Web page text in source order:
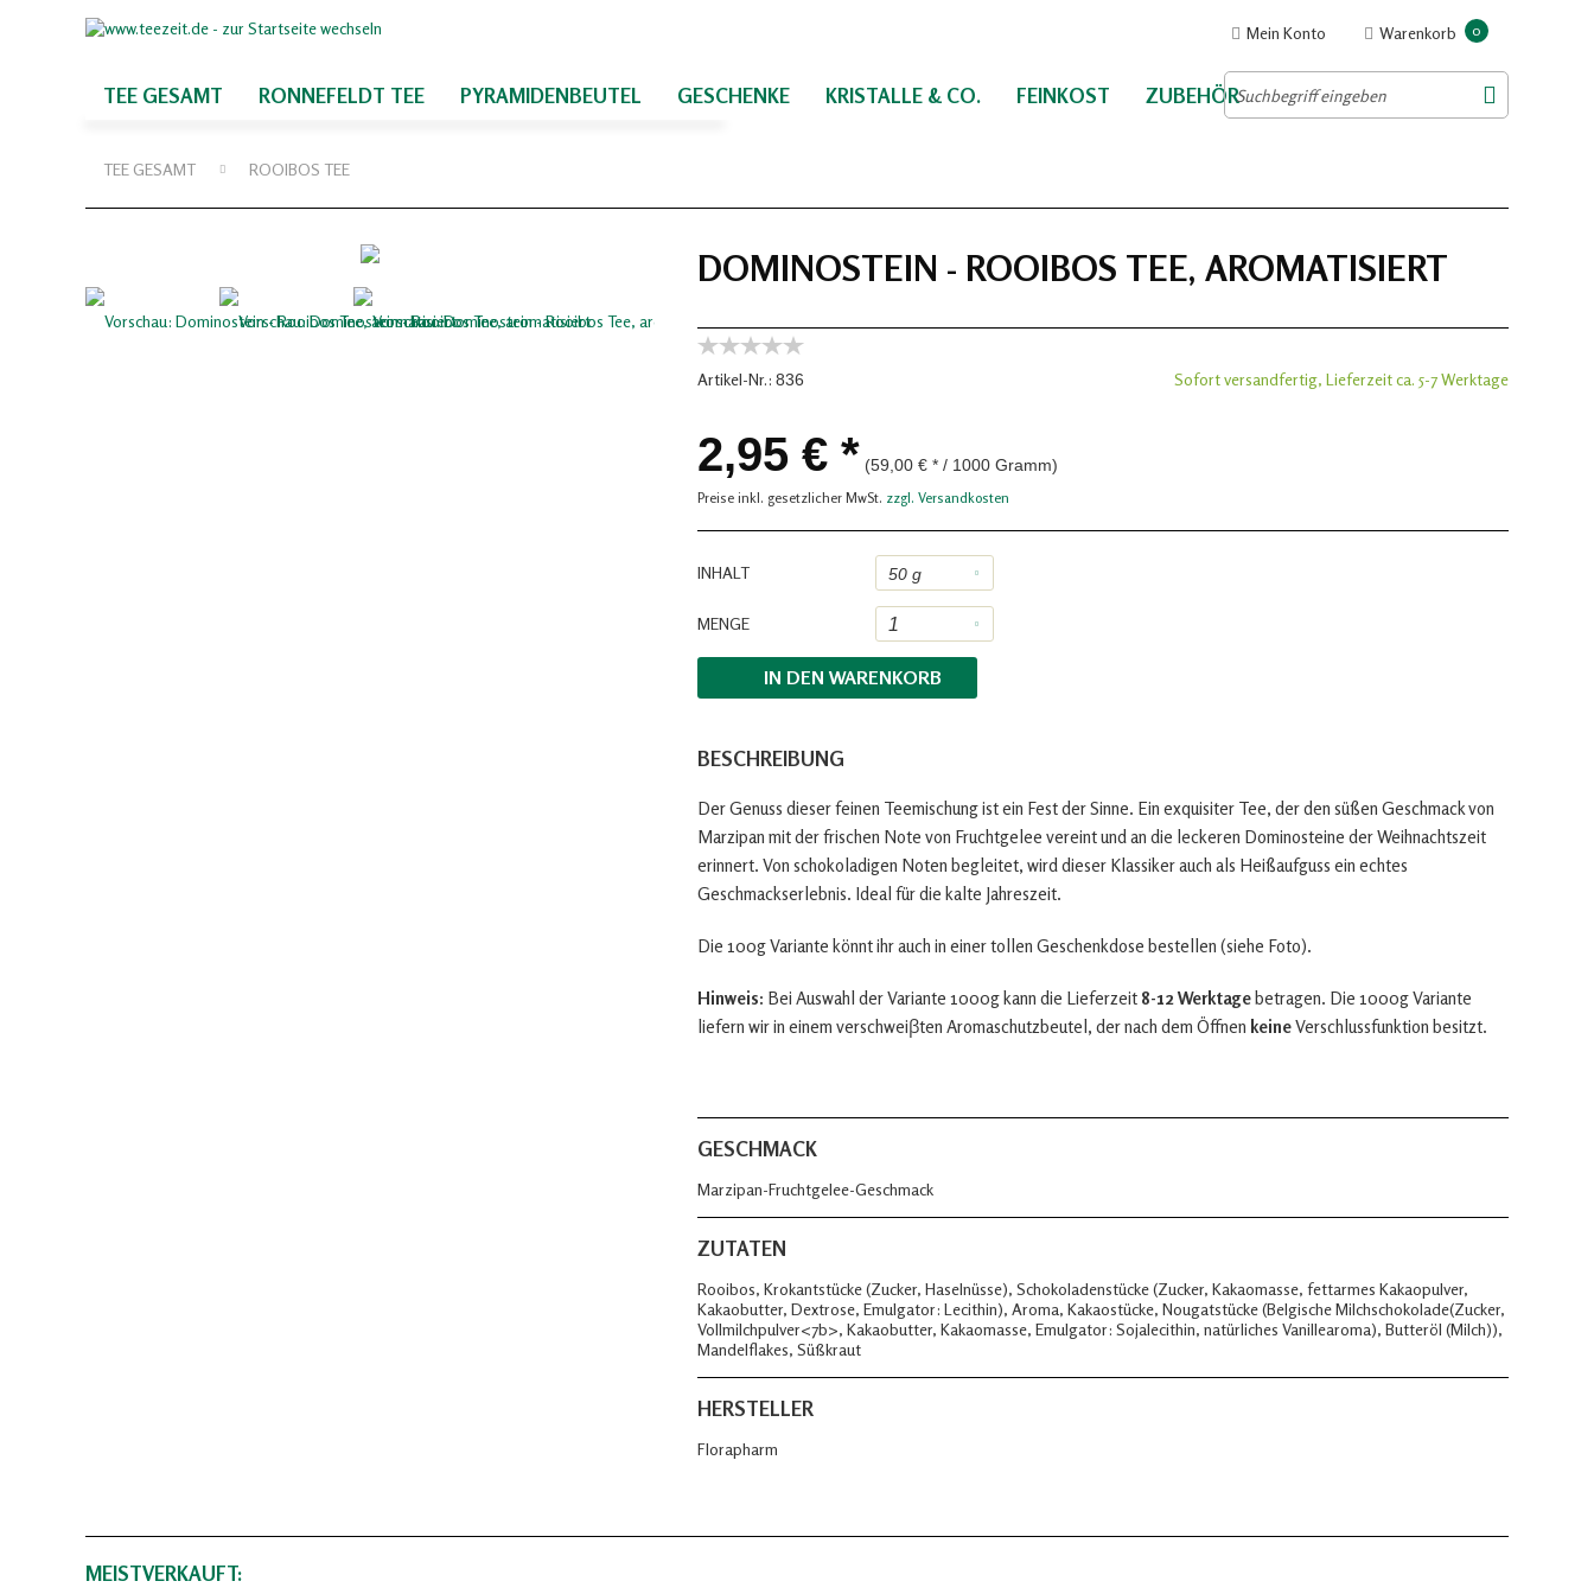
Warenkorb 0
Mein Konto
TEE GESAMT RONNEFELDT TEE PYRAMIDENBEUTEL GESCHENKE KRISTALLE & CO. FEINKOST ZUBEHÖR
TEE GESAMT ROOIBOS TEE
DOMINOSTEIN - ROOIBOS TEE, AROMATISIERT
Artikel-Nr.: 836 Sofort versandfertig, Lieferzeit ca. 5-7 Werktage
2,95 € * (59,00 € * / 1000 Gramm)
Preise inkl. gesetzlicher MwSt. zzgl. Versandkosten
INHALT
MENGE
IN DEN WARENKORB
BESCHREIBUNG
Der Genuss dieser feinen Teemischung ist ein Fest der Sinne. Ein exquisiter Tee, der den süßen Geschmack von
Marzipan mit der frischen Note von Fruchtgelee vereint und an die leckeren Dominosteine der Weihnachtszeit
erinnert. Von schokoladigen Noten begleitet, wird dieser Klassiker auch als Heißaufguss ein echtes
Geschmackserlebnis. Ideal für die kalte Jahreszeit.
Die 100g Variante könnt ihr auch in einer tollen Geschenkdose bestellen (siehe Foto).
Hinweis: Bei Auswahl der Variante 1000g kann die Lieferzeit 8-12 Werktagebetragen. Die 1000g Variante
liefern wir in einem verschweiβten Aromaschutzbeutel, der nach dem Öffnen keineVerschlussfunktion besitzt.
GESCHMACK
Marzipan-Fruchtgelee-Geschmack
ZUTATEN
Rooibos, Krokantstücke (Zucker, Haselnüsse), Schokoladenstücke (Zucker, Kakaomasse, fettarmes Kakaopulver,
Kakaobutter, Dextrose, Emulgator: Lecithin), Aroma, Kakaostücke, Nougatstücke (Belgische Milchschokolade(Zucker,
Vollmilchpulver<7b>, Kakaobutter, Kakaomasse, Emulgator: Sojalecithin, natürliches Vanillearoma), Butteröl (Milch)),
Mandelflakes, Süßkraut
HERSTELLER
Florapharm
MEISTVERKAUFT: